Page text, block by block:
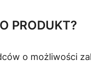
PRODUKT?
o możliwości